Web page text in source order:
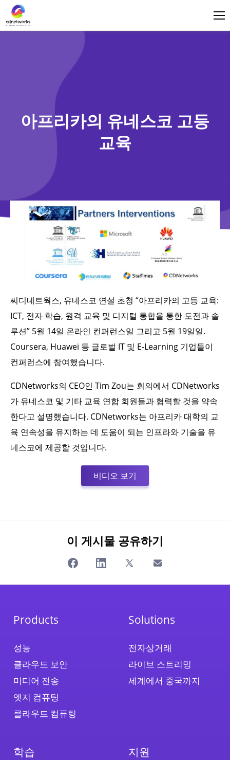
아프리카의 유네스코 고등
교육
씨디네트웍스, 유네스코 연설 초청 “아프리카의 고등 교육:
ICT, 전자 학습, 원격 교육 및 디지털 통합을 통한 도전과 솔
루션” 5월 14일 온라인 컨퍼런스일 그리고 5월 19일일.
Coursera, Huawei 등 글로벌 IT 및 E-Learning 기업들이
컨퍼런스에 참여했습니다.
CDNetworks의 CEO인 Tim Zou는 회의에서 CDNetworks
가 유네스코 및 기타 교육 연합 회원들과 협력할 것을 약속
한다고 설명했습니다. CDNetworks는 아프리카 대학의 교
육 연속성을 유지하는 데 도움이 되는 인프라와 기술을 유
네스코에 제공할 것입니다.
비디오 보기
이 게시물 공유하기
Products
성능
클라우드 보안
미디어 전송
엣지 컴퓨팅
클라우드 컴퓨팅
Solutions
전자상거래
라이브 스트리밍
세계에서 중국까지
학습 지원